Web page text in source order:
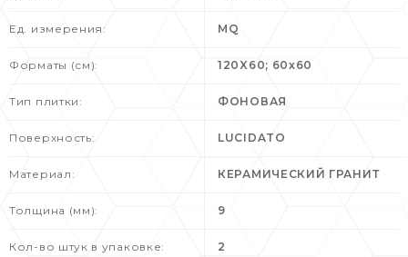
Ед. измерения: MQ
Форматы (см): 120X60; 60x60
Тип плитки: ФОНОВАЯ
Поверхность: LUCIDATO
Материал: КЕРАМИЧЕСКИЙ ГРАНИТ
Толщина (мм): 9
Кол-во штук в упаковке: 2